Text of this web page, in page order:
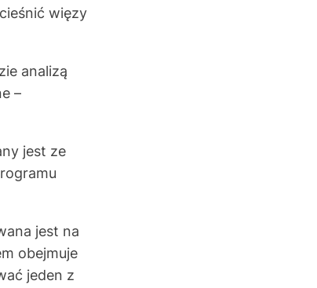
więzy
analizą
–
jest ze
jest na
obejmuje
jeden z